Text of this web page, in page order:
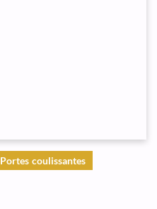
Portes coulissantes